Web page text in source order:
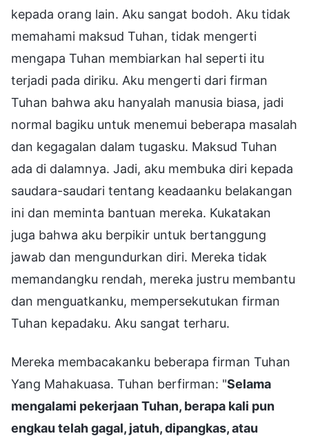
kepada orang lain. Aku sangat bodoh. Aku tidak
memahami maksud Tuhan, tidak mengerti
mengapa Tuhan membiarkan hal seperti itu
terjadi pada diriku. Aku mengerti dari firman
Tuhan bahwa aku hanyalah manusia biasa, jadi
normal bagiku untuk menemui beberapa masalah
dan kegagalan dalam tugasku. Maksud Tuhan
ada di dalamnya. Jadi, aku membuka diri kepada
saudara-saudari tentang keadaanku belakangan
ini dan meminta bantuan mereka. Kukatakan
juga bahwa aku berpikir untuk bertanggung
jawab dan mengundurkan diri. Mereka tidak
memandangku rendah, mereka justru membantu
dan menguatkanku, mempersekutukan firman
Tuhan kepadaku. Aku sangat terharu.
Mereka membacakanku beberapa firman Tuhan
Yang Mahakuasa. Tuhan berfirman: "Selama
mengalami pekerjaan Tuhan, berapa kali pun
engkau telah gagal, jatuh, dipangkas, atau